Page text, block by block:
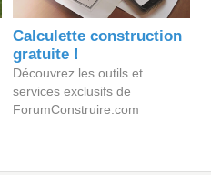
Calculette construction
gratuite !
Découvrez les outils et
services exclusifs de
ForumConstruire.com